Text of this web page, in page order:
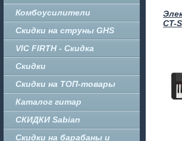
Комбоусилители
Скидки на струны GHS
VIC FIRTH - Скидка
Скидки
Скидки на ТОП-товары
Каталог гитар
СКИДКИ Sabian
Скидки на барабаны и
CT-